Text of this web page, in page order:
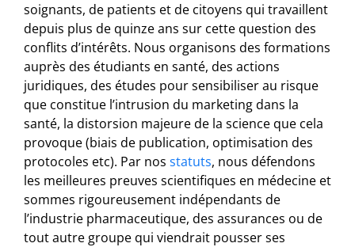
soignants, de patients et de citoyens qui travaillent
depuis plus de quinze ans sur cette question des
conflits d’intérêts. Nous organisons des formations
auprès des étudiants en santé, des actions
juridiques, des études pour sensibiliser au risque
que constitue l’intrusion du marketing dans la
santé, la distorsion majeure de la science que cela
provoque (biais de publication, optimisation des
protocoles etc). Par nos statuts, nous défendons
les meilleures preuves scientifiques en médecine et
sommes rigoureusement indépendants de
l’industrie pharmaceutique, des assurances ou de
tout autre groupe qui viendrait pousser ses